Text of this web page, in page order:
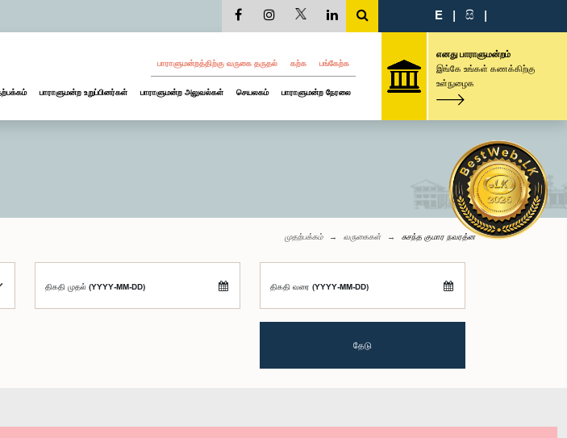
E | සි |
பாராளுமன்றத்திற்கு வருகை தருதல் கற்க பங்கேற்க
பாராளுமன்ற உறுப்பினர்கள் பாராளுமன்ற அலுவல்கள் செயலகம் பாராளுமன்ற நேரலை
எனது பாராளுமன்றம்
இங்கே உங்கள் கணக்கிற்கு
உள்நுழைக
முதற்பக்கம் வருகைகள் சுசந்த குமார நவரத்ன
திகதி முதல் (YYYY-MM-DD) திகதி வரை (YYYY-MM-DD)
தேடு